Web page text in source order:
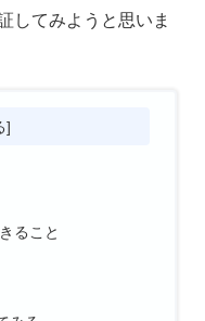
してみようと思いま
ること